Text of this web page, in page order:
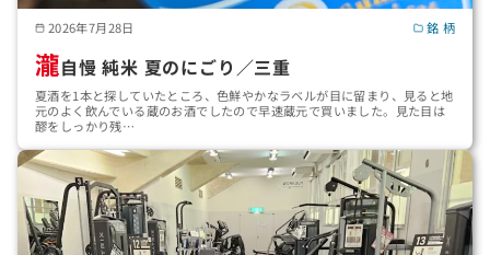
2026年7月28日 銘 柄
瀧自慢 純米 夏のにごり／三重
夏酒を1本と探していたところ、色鮮やかなラベルが目に留まり、見ると地
元のよく飲んでいる蔵のお酒でしたので早速蔵元で買いました。見た目は
醪をしっかり残…